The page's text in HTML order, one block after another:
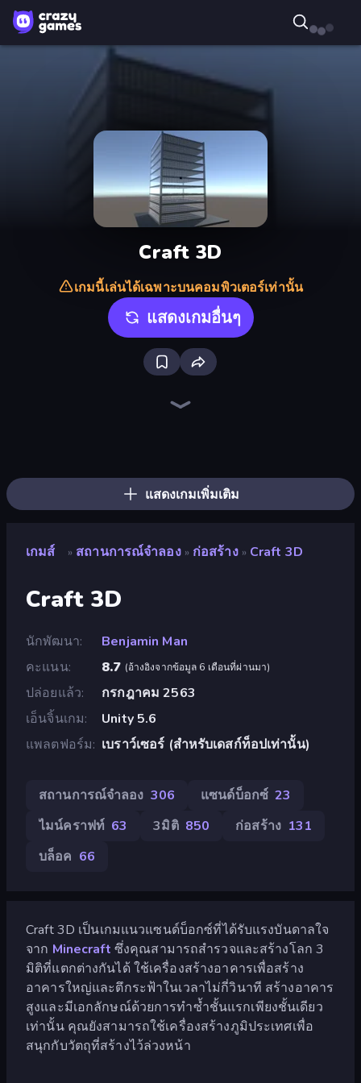
Craft 3D
เกมนี้เล่นได้เฉพาะบนคอมพิวเตอร์เท่านั้น
แสดงเกมอื่นๆ
แสดงเกมเพิ่มเติม
เกมส์ » สถานการณ์จำลอง » ก่อสร้าง » Craft 3D
Craft 3D
นักพัฒนา
Benjamin Man
คะแนน
8.7 (อ้างอิงจากข้อมูล 6 เดือนที่ผ่านมา)
ปล่อยแล้ว
กรกฎาคม 2563
เอ็นจิ้นเกม
Unity 5.6
แพลตฟอร์ม
เบราว์เซอร์ (สำหรับเดสก์ท็อปเท่านั้น)
สถานการณ์จำลอง 306 แซนด์บ็อกซ์ 23
ไมน์คราฟท์ 63 3มิติ 850 ก่อสร้าง 131
บล็อค 66
Craft 3D เป็นเกมแนวแซนด์บ็อกซ์ที่ได้รับแรงบันดาลใจ
จาก Minecraft ซึ่งคุณสามารถสำรวจและสร้างโลก 3
มิติที่แตกต่างกันได้ ใช้เครื่องสร้างอาคารเพื่อสร้าง
อาคารใหญ่และตึกระฟ้าในเวลาไม่กี่วินาที สร้างอาคาร
สูงและมีเอกลักษณ์ด้วยการทำซ้ำชั้นแรกเพียงชั้นเดียว
เท่านั้น คุณยังสามารถใช้เครื่องสร้างภูมิประเทศเพื่อ
สนุกกับวัตถุที่สร้างไว้ล่วงหน้า